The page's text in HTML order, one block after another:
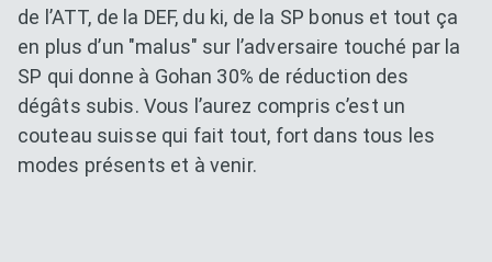
de l’ATT, de la DEF, du ki, de la SP bonus et tout ça
en plus d’un "malus" sur l’adversaire touché par la
SP qui donne à Gohan 30% de réduction des
dégâts subis. Vous l’aurez compris c’est un
couteau suisse qui fait tout, fort dans tous les
modes présents et à venir.